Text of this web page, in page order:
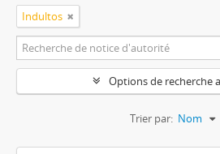
Indultos
Options de recherche
Trier par: Nom